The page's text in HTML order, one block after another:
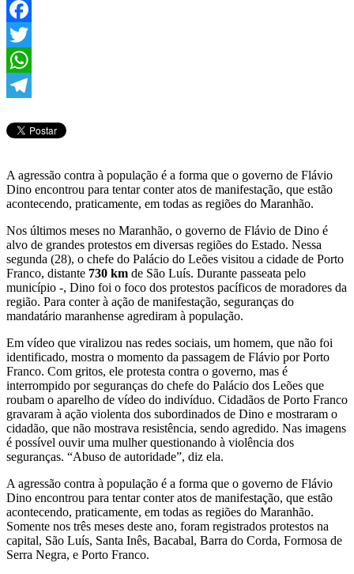
Facebook
Twitter
WhatsApp
A agressão contra à população é a forma que o governo de Flávio
Dino encontrou para tentar conter atos de manifestação, que estão
acontecendo, praticamente, em todas as regiões do Maranhão.
Nos últimos meses no Maranhão, o governo de Flávio de Dino é
alvo de grandes protestos em diversas regiões do Estado. Nessa
segunda (28), o chefe do Palácio do Leões visitou a cidade de Porto
Franco, distante 730 km de São Luís. Durante passeata pelo
município -, Dino foi o foco dos protestos pacíficos de moradores da
região. Para conter à ação de manifestação, seguranças do
mandatário maranhense agrediram à população.
Em vídeo que viralizou nas redes sociais, um homem, que não foi
identificado, mostra o momento da passagem de Flávio por Porto
Franco. Com gritos, ele protesta contra o governo, mas é
interrompido por seguranças do chefe do Palácio dos Leões que
roubam o aparelho de vídeo do indivíduo. Cidadãos de Porto Franco
gravaram à ação violenta dos subordinados de Dino e mostraram o
cidadão, que não mostrava resistência, sendo agredido. Nas imagens
é possível ouvir uma mulher questionando à violência dos
seguranças. “Abuso de autoridade”, diz ela.
A agressão contra à população é a forma que o governo de Flávio
Dino encontrou para tentar conter atos de manifestação, que estão
acontecendo, praticamente, em todas as regiões do Maranhão.
Somente nos três meses deste ano, foram registrados protestos na
capital, São Luís, Santa Inês, Bacabal, Barra do Corda, Formosa de
Serra Negra, e Porto Franco.